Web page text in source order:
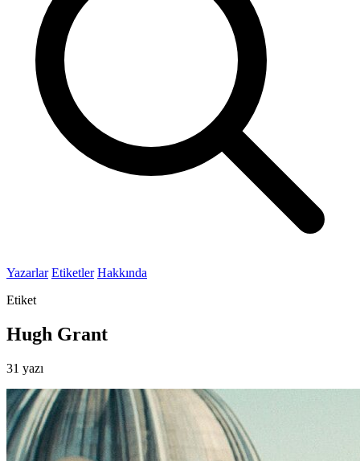
Yazarlar Etiketler Hakkında
Etiket
Hugh Grant
31 yazı